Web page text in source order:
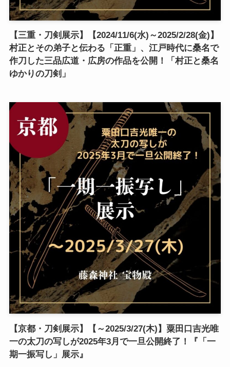
【三重・刀剣展示】【2024/11/6(水)～2025/2/28(金)】
村正とその弟子と伝わる「正重」、江戸時代に桑名で
作刀した三品広道・広房の作品を公開！「村正と桑名
ゆかりの刀剣」
【京都・刀剣展示】【～2025/3/27(木)】粟田口吉光唯
一の太刀の写しが2025年3月で一旦公開終了！『「一
期一振写し」展示』